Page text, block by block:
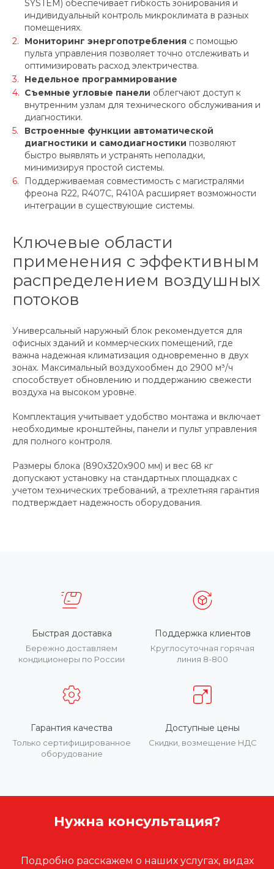
SYSTEM) обеспечивает гибкость зонирования и
индивидуальный контроль микроклимата в разных
помещениях.
Мониторинг энергопотребления с помощью
пульта управления позволяет точно отслеживать и
оптимизировать расход электричества.
Недельное программирование
Съемные угловые панели облегчают доступ к
внутренним узлам для технического обслуживания и
диагностики.
Встроенные функции автоматической
диагностики и самодиагностики позволяют
быстро выявлять и устранять неполадки,
минимизируя простой системы.
Поддерживаемая совместимость с магистралями
фреона R22, R407C, R410A расширяет возможности
интеграции в существующие системы.
Ключевые области
применения с эффективным
распределением воздушных
потоков
Универсальный наружный блок рекомендуется для
офисных зданий и коммерческих помещений, где
важна надежная климатизация одновременно в двух
зонах. Максимальный воздухообмен до 2900 м³/ч
способствует обновлению и поддержанию свежести
воздуха на высоком уровне.
Комплектация учитывает удобство монтажа и включает
необходимые кронштейны, панели и пульт управления
для полного контроля.
Размеры блока (890x320x900 мм) и вес 68 кг
допускают установку на стандартных площадках с
учетом технических требований, а трехлетняя гарантия
подтверждает надежность оборудования.
Быстрая доставка
Бережно доставляем
кондиционеры по России
Поддержка клиентов
Круглосуточная горячая
линия 8-800
Гарантия качества
Только сертифицированное
оборудование
Доступные цены
Скидки, возмещение НДС
Нужна консультация?
Подробно расскажем о наших услугах, видах